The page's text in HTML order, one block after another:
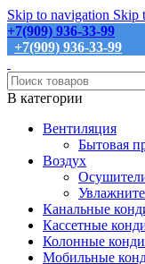
Skip to navigation Skip
+7(909) 936-33-99
+7(909) 936-33-99
В категории
Вентиляция
Бытовая
Воздух
Канальные
Кассетные
Колонные
Мобильные